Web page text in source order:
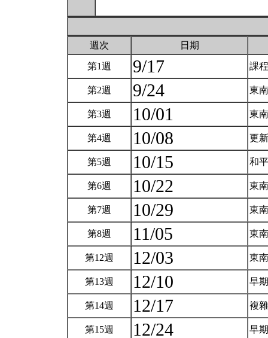
週次 日期
第1週 9/17 課
第2週 9/24 東
第3週 10/01 東
第4週 10/08 更
第5週 10/15 和
第6週 10/22 東
第7週 10/29 東
第8週 11/05 東
第12週 12/03 東
第13週 12/10 早
第14週 12/17 複
第15週 12/24 早